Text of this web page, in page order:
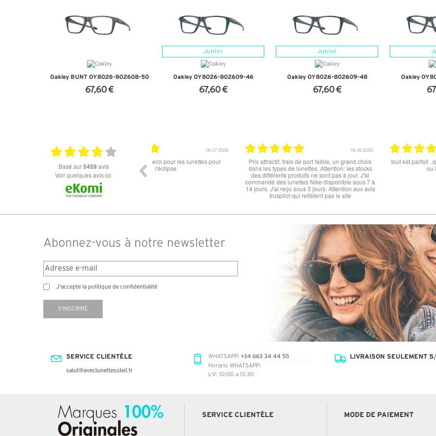
Oakley BUNT OY8026-802608-50
67,60 €
Junior
Oakley OY8026-802609-46
67,60 €
Junior
Oakley OY8026-802609-48
67,60 €
Oakley
basé sur5459 avis
Voir quelques avis ici.
dans les types de lunettes. Attention: les stocks
des différents produits ne sont pas à jour. J'ai
commandé des lunettes Nike disponible sous 7 à
14 jours. J'ai reçu sous 3 jours. Attention aux avis
truspilot qui reflètent pas le site
15.06.2026
tout est parfait , que ce soit le produit commandé
ou la livraison . merci
12.06.2026
super les lunettes, très cool, merci
Abonnez-vous à notre newsletter
J'accepte la politique de confidentialité
S'INSCRIRE
SERVICE CLIENTÈLE
salut@aveclunettesoleil.fr
WHATSAPP: +34 663 34 44 55
Horario WHATSAPP:
L-V: 10:00 a 13:30
LIVRAISON SEULEMENT
SERVICE CLIENTÈLE MODE DE PAIEMENT